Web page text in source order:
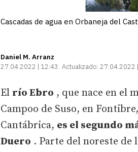
Cascadas de agua en Orbaneja del
Daniel M. Arranz
27.04.2022 | 12:43 Actualizado: 27.04.2022
El río Ebro , que nace en el
Campoo de Suso, en
Cantábrica, es el segundo
Duero . Parte del noreste de